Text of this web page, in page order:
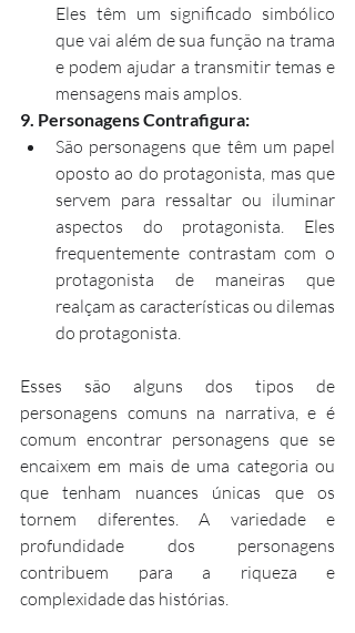
Eles têm um significado simbólico
que vai além de sua função na trama
e podem ajudar a transmitir temas e
mensagens mais amplos.
9. Personagens Contrafigura:
São personagens que têm um papel
oposto ao do protagonista, mas que
servem para ressaltar ou iluminar
aspectos do protagonista. Eles
frequentemente contrastam com o
protagonista de maneiras que
realçam as características ou dilemas
do protagonista.
Esses são alguns dos tipos de
personagens comuns na narrativa, e é
comum encontrar personagens que se
encaixem em mais de uma categoria ou
que tenham nuances únicas que os
tornem diferentes. A variedade e
profundidade dos personagens
contribuem para a riqueza e
complexidade das histórias.